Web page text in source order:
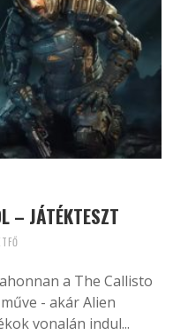
– JÁTÉKTESZT
a The Callisto
- akár Alien
vonalán indul...